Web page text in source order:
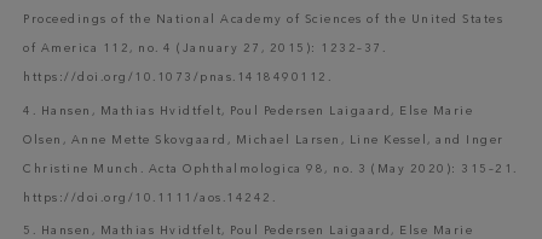
Proceedings of the National Academy of Sciences of the United States
of America 112, no. 4 (January 27, 2015): 1232–37.
https://doi.org/10.1073/pnas.1418490112.
4. Hansen, Mathias Hvidtfelt, Poul Pedersen Laigaard, Else Marie
Olsen, Anne Mette Skovgaard, Michael Larsen, Line Kessel, and Inger
Christine Munch. Acta Ophthalmologica 98, no. 3 (May 2020): 315–21.
https://doi.org/10.1111/aos.14242.
5. Hansen, Mathias Hvidtfelt, Poul Pedersen Laigaard, Else Marie